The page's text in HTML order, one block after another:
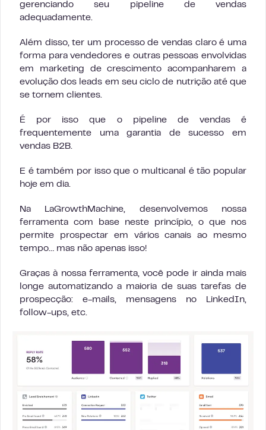
gerenciando seu pipeline de vendas
adequadamente.
Além disso, ter um processo de vendas claro é uma
forma para vendedores e outras pessoas envolvidas
em marketing de crescimento acompanharem a
evolução dos leads em seu ciclo de nutrição até que
se tornem clientes.
É por isso que o pipeline de vendas é
frequentemente uma garantia de sucesso em
vendas B2B.
E é também por isso que o multicanal é tão popular
hoje em dia.
Na LaGrowthMachine, desenvolvemos nossa
ferramenta com base neste princípio, o que nos
permite prospectar em vários canais ao mesmo
tempo… mas não apenas isso!
Graças à nossa ferramenta, você pode ir ainda mais
longe automatizando a maioria de suas tarefas de
prospecção: e-mails, mensagens no LinkedIn,
follow-ups, etc.